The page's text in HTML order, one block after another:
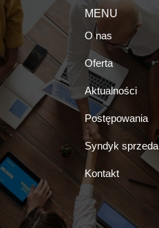
MENU
O nas
Oferta
Aktualności
Postępowania
Syndyk sprzeda
Kontakt